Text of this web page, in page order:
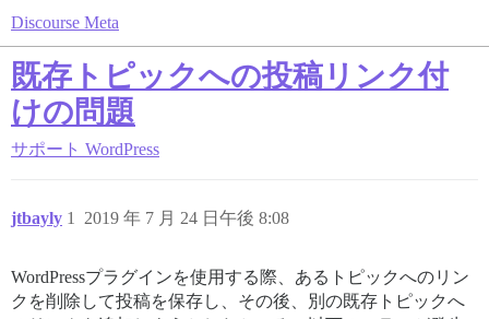
Discourse Meta
既存トピックへの投稿リンク付
けの問題
サポート WordPress
jtbayly 2019 年 7 月 24 日午後 8:08
1
WordPressプラグインを使用する際、あるトピックへのリン
クを削除して投稿を保存し、その後、別の既存トピックへ